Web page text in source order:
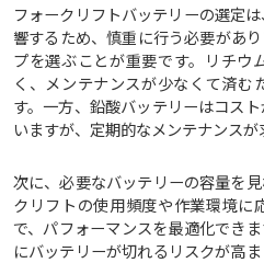
フォークリフトバッテリーの選定
響するため、慎重に行う必要があ
プを選ぶことが重要です。リチウ
く、メンテナンスが少なくて済む
す。一方、鉛酸バッテリーはコス
いますが、定期的なメンテナンスが
次に、必要なバッテリーの容量を
クリフトの使用頻度や作業環境に
で、パフォーマンスを最適化でき
にバッテリーが切れるリスクが高